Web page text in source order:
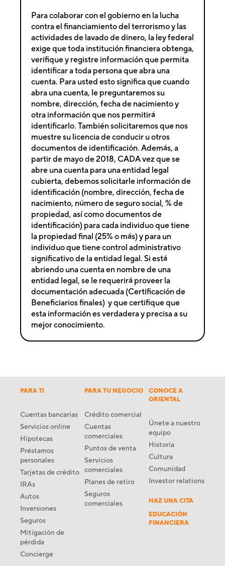
Para colaborar con el gobierno en la lucha
contra el financiamiento del terrorismo y las
actividades de lavado de dinero, la ley federal
exige que toda institución financiera obtenga,
verifique y registre información que permita
identificar a toda persona que abra una
cuenta. Para usted esto significa que cuando
abra una cuenta, le preguntaremos su
nombre, dirección, fecha de nacimiento y
otra información que nos permitirá
identificarlo. También solicitaremos que nos
muestre su licencia de conducir u otros
documentos de identificación. Además, a
partir de mayo de 2018, CADA vez que se
abre una cuenta para una entidad legal
cubierta, debemos solicitarle información de
identificación (nombre, dirección, fecha de
nacimiento, número de seguro social, % de
propiedad, así como documentos de
identificación) para cada individuo que tiene
la propiedad final (25% o más) y para un
individuo que tiene control administrativo
significativo de la entidad legal. Si está
abriendo una cuenta en nombre de una
entidad legal, se le requerirá proveer la
documentación adecuada (Certificación de
Beneficiarios finales) y que certifique que
esta información es verdadera y precisa a su
mejor conocimiento.
PARA TI
Cuentas bancarias
Servicios online
Hipotecas
Préstamos
personales
Tarjetas de crédito
IRAs
Autos
Inversiones
Seguros
Mitigación de
pérdida
Concierge
PARA TU NEGOCIO
Crédito comercial
Cuentas
comerciales
Puntos de venta
Servicios
comerciales
Planes de retiro
Seguros
comerciales
CONOCE A
ORIENTAL
Únete a nuestro
equipo
Historia
Cultura
Comunidad
Investor relations
HAZ UNA CITA
EDUCACIÓN
FINANCIERA